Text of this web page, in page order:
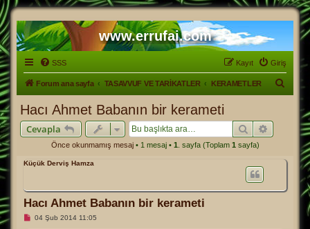
www.errufai.com
SSS Giriş
Kayıt
Forum ana sayfa TASAVVUF VE TARİKATLER KERAMETLER
Hacı Ahmet Babanın bir kerameti
Cevapla Ara
Önce okunmamış mesaj• 1 mesaj • 1 . sayfa (Toplam 1 sayfa)
Küçük Derviş Hamza
Hacı Ahmet Babanın bir kerameti
O04 Şub 2014 11:05